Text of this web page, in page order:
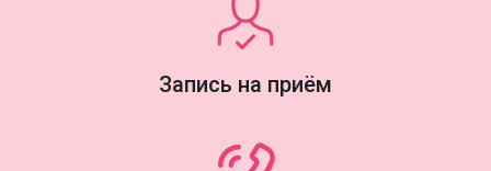
Запись на приём